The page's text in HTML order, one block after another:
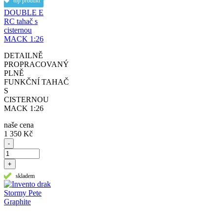
DOUBLE E
RC tahač s
cisternou
MACK 1:26
DETAILNĚ
PROPRACOVANÝ
PLNĚ
FUNKČNÍ TAHAČ
S
CISTERNOU
MACK 1:26
naše cena
1 350 Kč
-
+
skladem